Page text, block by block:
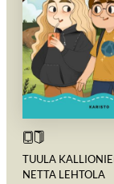
TUULA
NETTA LEHTOLA